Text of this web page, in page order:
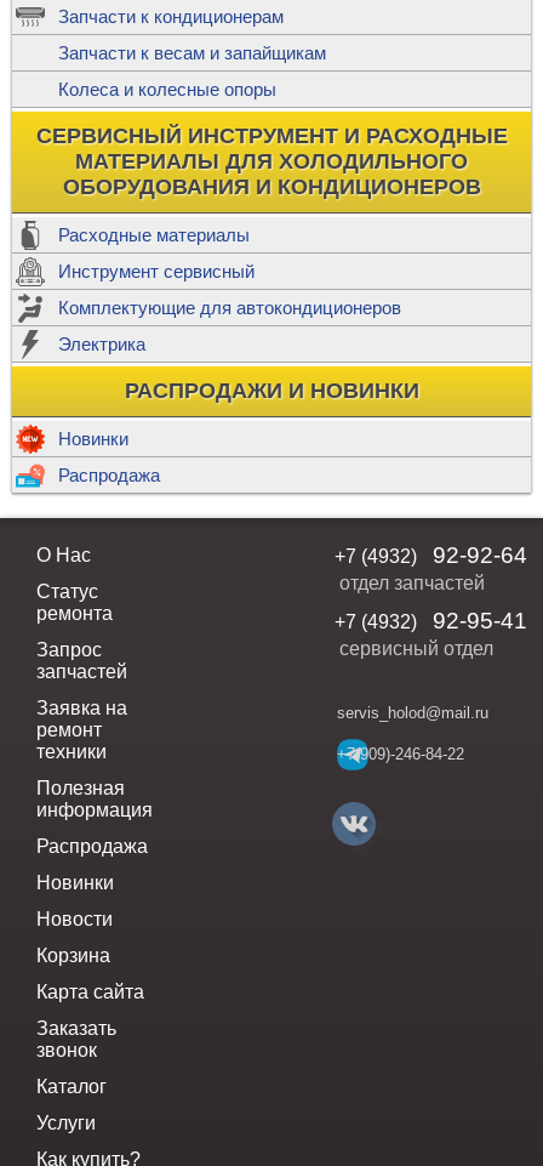
Запчасти к кондиционерам
Запчасти к весам и запайщикам
Колеса и колесные опоры
СЕРВИСНЫЙ ИНСТРУМЕНТ И РАСХОДНЫЕ
МАТЕРИАЛЫ ДЛЯ ХОЛОДИЛЬНОГО
ОБОРУДОВАНИЯ И КОНДИЦИОНЕРОВ
Расходные материалы
Инструмент сервисный
Комплектующие для автокондиционеров
Электрика
РАСПРОДАЖИ И НОВИНКИ
Новинки
Распродажа
О Нас
Статус
ремонта
Запрос
запчастей
Заявка на
ремонт
техники
Полезная
информация
Распродажа
Новинки
Новости
Корзина
Карта сайта
Заказать
звонок
Каталог
Услуги
Как купить?
+7 (4932) 92-92-64
отдел запчастей
+7 (4932)
92-95-41
сервисный отдел
servis_holod@mail.ru
+7(909)-246-84-22